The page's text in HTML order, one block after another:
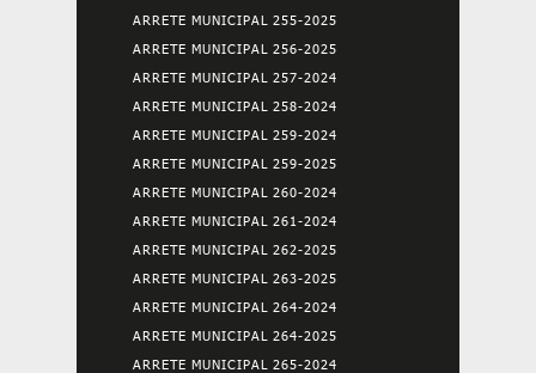
ARRETE MUNICIPAL 255-2025
ARRETE MUNICIPAL 256-2025
ARRETE MUNICIPAL 257-2024
ARRETE MUNICIPAL 258-2024
ARRETE MUNICIPAL 259-2024
ARRETE MUNICIPAL 259-2025
ARRETE MUNICIPAL 260-2024
ARRETE MUNICIPAL 261-2024
ARRETE MUNICIPAL 262-2025
ARRETE MUNICIPAL 263-2025
ARRETE MUNICIPAL 264-2024
ARRETE MUNICIPAL 264-2025
ARRETE MUNICIPAL 265-2024